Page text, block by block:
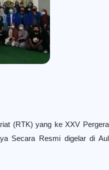
(RTK) yang ke XXV
Secara Resmi digelar di